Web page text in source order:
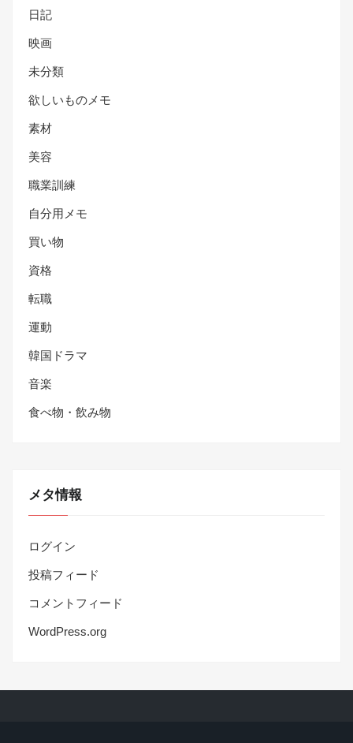
日記
映画
未分類
欲しいものメモ
素材
美容
職業訓練
自分用メモ
買い物
資格
転職
運動
韓国ドラマ
音楽
食べ物・飲み物
メタ情報
ログイン
投稿フィード
コメントフィード
WordPress.org